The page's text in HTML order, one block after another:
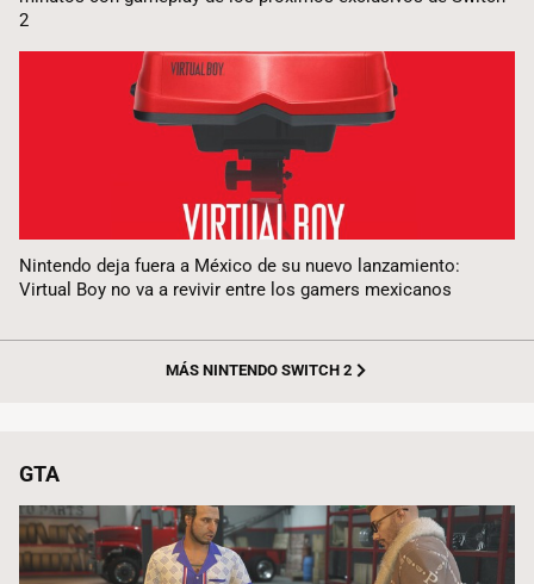
2
Nintendo deja fuera a México de su nuevo lanzamiento:
Virtual Boy no va a revivir entre los gamers mexicanos
MÁS NINTENDO SWITCH 2
GTA